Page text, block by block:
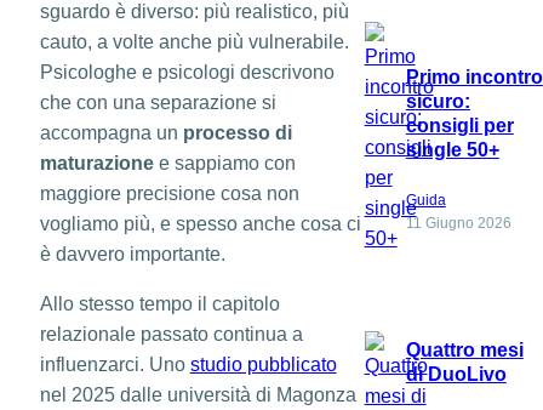
sguardo è diverso: più realistico, più
cauto, a volte anche più vulnerabile.
Psicologhe e psicologi descrivono
che con una separazione si
accompagna un processo di
maturazionee sappiamo con
maggiore precisione cosa non
vogliamo più, e spesso anche cosa ci
è davvero importante.
Allo stesso tempo il capitolo
relazionale passato continua a
influenzarci. Uno studio pubblicato
nel 2025 dalle università di Magonza
Primo incontro
sicuro:
consigli per
single 50+
Guida
11 Giugno 2026
Quattro mesi
di DuoLivo